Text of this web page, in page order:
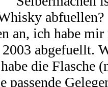
an, ich habe
abgefuellt.
die Flasche
passende